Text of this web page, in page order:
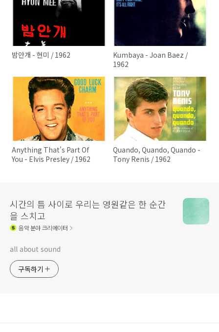
밤안개 - 현미 / 1962
Kumbaya - Joan Baez /
1962
Anything That's Part Of
You - Elvis Presley / 1962
Quando, Quando, Quando -
Tony Renis / 1962
시간의 틈 사이로 우리는 영원같은 한 순간
을 스치고
음악분야 크리에이터
all about sound
구독하기